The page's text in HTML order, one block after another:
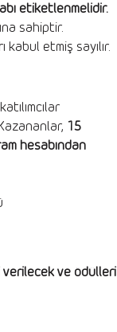
etiketlenmelidir.
sahiptir.
etmiş sayılır.
15
hesabından
verilecek ve ödülleri